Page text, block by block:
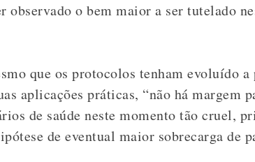
observado o bem maior a ser tutelado
que os protocolos tenham evoluído a
aplicações práticas, “não há margem
de saúde neste momento tão cruel,
de eventual maior sobrecarga de